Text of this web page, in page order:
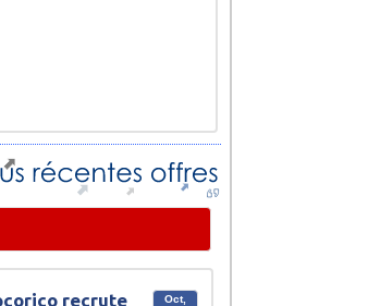
Oct,
recrute